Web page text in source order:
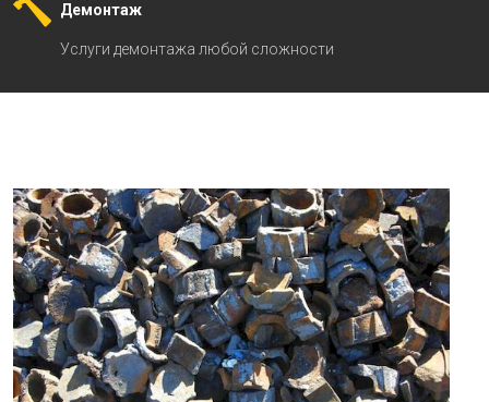
Демонтаж
Услуги демонтажа любой сложности